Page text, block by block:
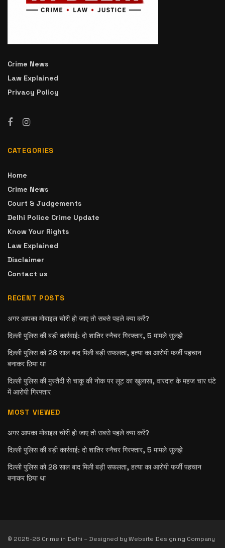
Crime News
Law Explained
Privacy Policy
CATEGORIES
Home
Crime News
Court & Judgements
Delhi Police Crime Update
Know Your Rights
Law Explained
Disclaimer
Contact us
RECENT POSTS
अगर आपका मोबाइल चोरी हो जाए तो सबसे पहले क्या करें?
दिल्ली पुलिस की बड़ी कार्रवाई: दो शातिर स्नैचर गिरफ्तार, 5 मामले सुलझे
दिल्ली पुलिस को 28 साल बाद मिली बड़ी सफलता, हत्या का आरोपी फर्जी पहचान
बनाकर छिपा था
दिल्ली पुलिस की मुस्तैदी से चाकू की नोक पर लूट का खुलासा, वारदात के महज चार घंटे
में आरोपी गिरफ्तार
MOST VIEWED
अगर आपका मोबाइल चोरी हो जाए तो सबसे पहले क्या करें?
दिल्ली पुलिस की बड़ी कार्रवाई: दो शातिर स्नैचर गिरफ्तार, 5 मामले सुलझे
दिल्ली पुलिस को 28 साल बाद मिली बड़ी सफलता, हत्या का आरोपी फर्जी पहचान
बनाकर छिपा था
© 2025-26 Crime in Delhi – Designed by Website Designing Company